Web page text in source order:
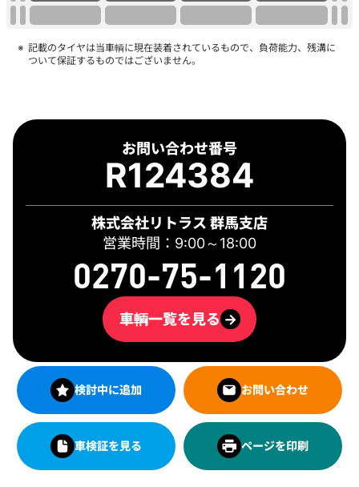
お問い合わせ番号
R124384
株式会社リトラス 群馬支店
営業時間：9:00～18:00
0270-75-1120
車輌一覧を見る →
検討中に追加 お問い合わせ
車検証を見る ページを印刷
記載のタイヤは当車輌に現在装着されているもので、負荷能力、残溝に
ついて保証するものではございません。